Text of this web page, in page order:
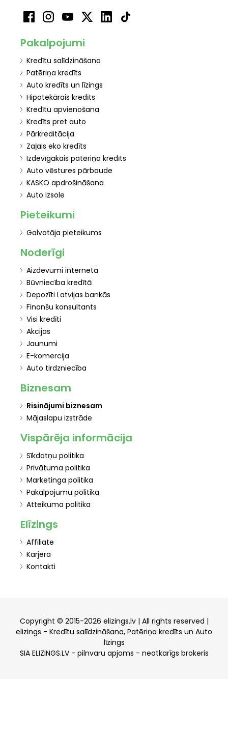
Pakalpojumi
Kredītu salīdzināšana
Patēriņa kredīts
Auto kredīts un līzings
Hipotekārais kredīts
Kredītu apvienošana
Kredīts pret auto
Pārkreditācija
Zaļais eko kredīts
Izdevīgākais patēriņa kredīts
Auto vēstures pārbaude
KASKO apdrošināšana
Auto izsole
Pieteikumi
Galvotāja pieteikums
Noderīgi
Aizdevumi internetā
Būvniecība kredītā
Depozīti Latvijas bankās
Finanšu konsultants
Visi kredīti
Akcijas
Jaunumi
E-komercija
Auto tirdzniecība
Biznesam
Risinājumi biznesam
Mājaslapu izstrāde
Vispārēja informācija
Sīkdatņu politika
Privātuma politika
Marketinga politika
Pakalpojumu politika
Atteikuma politika
Elīzings
Affiliate
Karjera
Kontakti
Copyright © 2015-2026 elizings.lv | All rights reserved |
elizings - Kredītu salīdzināšana, Patēriņa kredīts un Auto
līzings
SIA ELIZINGS.LV - pilnvaru apjoms - neatkarīgs brokeris